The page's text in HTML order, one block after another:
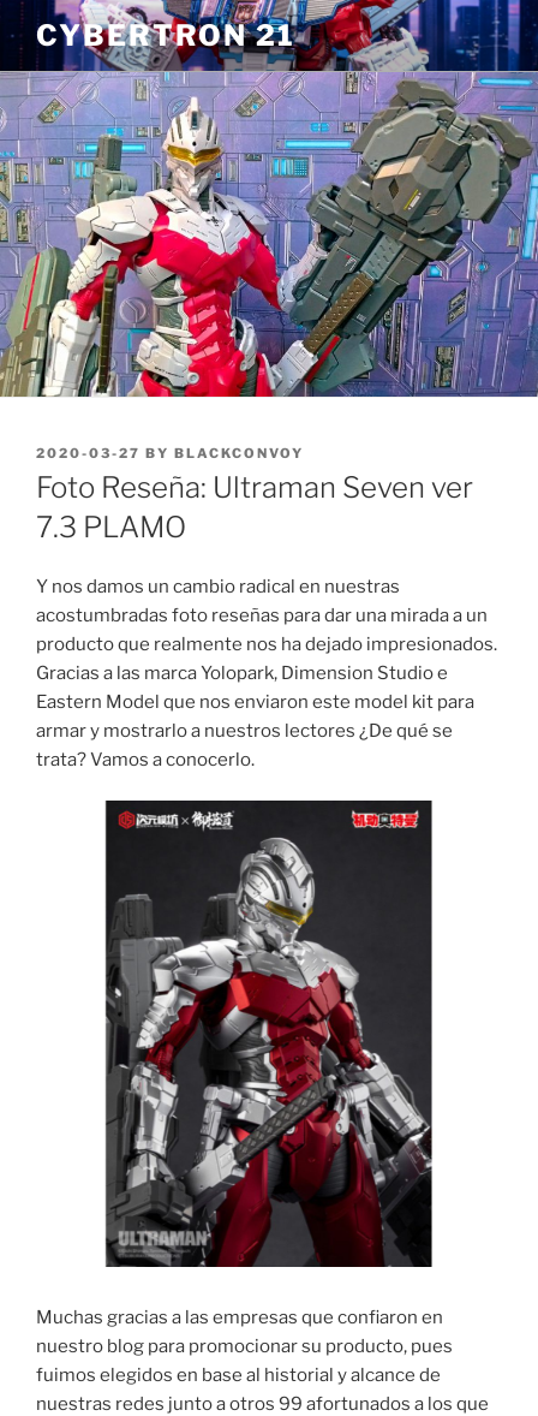
Skip
to
content
CYBERTRON 21
POSTED
ON
2020-03-27 BY BLACKCONVOY
Foto Reseña: Ultraman Seven ver
7.3 PLAMO
Y nos damos un cambio radical en nuestras
acostumbradas foto reseñas para dar una mirada a un
producto que realmente nos ha dejado impresionados.
Gracias a las marca Yolopark, Dimension Studio e
Eastern Model que nos enviaron este model kit para
armar y mostrarlo a nuestros lectores ¿De qué se
trata? Vamos a conocerlo.
Muchas gracias a las empresas que confiaron en
nuestro blog para promocionar su producto, pues
fuimos elegidos en base al historial y alcance de
nuestras redes junto a otros 99 afortunados a los que